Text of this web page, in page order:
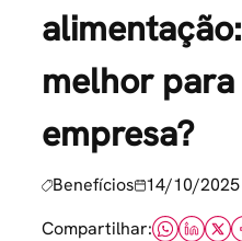
melhor para
empresa?
Benefícios 14/10/2025
Compartilhar: